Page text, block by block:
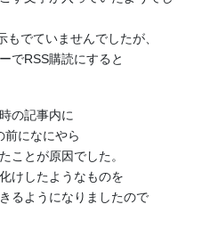
でていませんでしたが、
でRSS購読にすると
の記事内に
前になにやら
ことが原因でした。
けしたようなものを
るようになりましたので